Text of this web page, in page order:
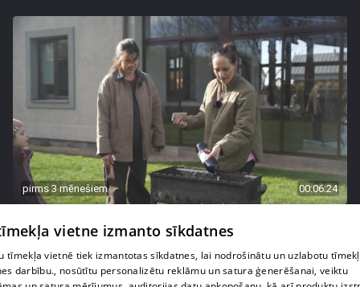
pirms 3 mēnešiem 00:06:24
uztura principus
13. epizode
vietne izmanto sīkdatnes
tīmekļa vietnē tiek izmantotas sīkdatnes, lai nodrošinātu un uzlabotu
darbību., nosūtītu personalizētu reklāmu un satura ģenerēšanai, veiktu